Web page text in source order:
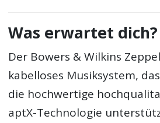
Was erwartet dich?
Der Bowers & Wilkins
kabelloses Musiksystem,
die hochwertige
aptX-Technologie